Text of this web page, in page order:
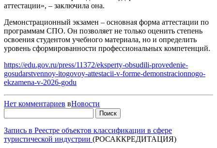
аттестации», – заключила она.
Демонстрационный экзамен – основная форма аттестации по
программам СПО. Он позволяет не только оценить степень
освоения студентом учебного материала, но и определить
уровень сформированности профессиональных компетенций.
https://edu.gov.ru/press/11372/eksperty-obsudili-provedenie-
gosudarstvennoy-itogovoy-attestacii-v-forme-demonstracionnogo-
ekzamena-v-2026-godu
Нет комментариев вНовости
Запись в Реестре объектов классификации в сфере
туристической индустрии (РОСАККРЕДИТАЦИЯ)